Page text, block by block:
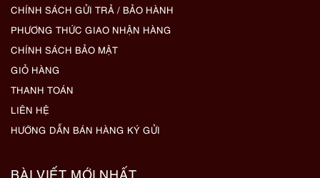
CHÍNH SÁCH GỬI TRẢ / BẢO HÀNH
PHƯƠNG THỨC GIAO NHẬN HÀNG
CHÍNH SÁCH BẢO MẬT
GIỎ HÀNG
THANH TOÁN
LIÊN HỆ
HƯỚNG DẪN BÁN HÀNG KÝ GỬI
BÀI VIẾT MỚI NHẤT